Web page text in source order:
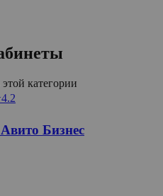
категории
Бизнес